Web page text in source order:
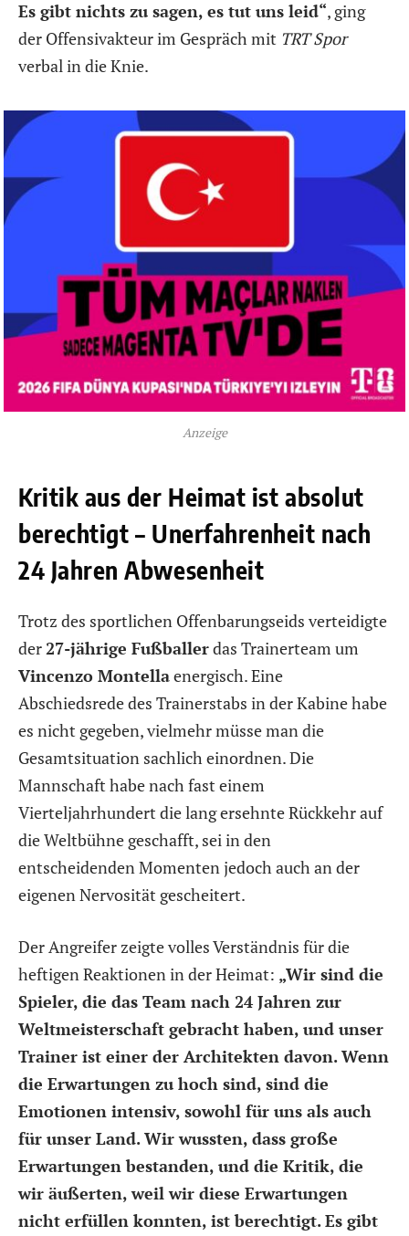
Es gibt nichts zu sagen, es tut uns leid“, ging
der Offensivakteur im Gespräch mit TRT Spor
verbal in die Knie.
Anzeige
Kritik aus der Heimat ist absolut
berechtigt – Unerfahrenheit nach
24 Jahren Abwesenheit
Trotz des sportlichen Offenbarungseids verteidigte
der 27-jährige Fußballerdas Trainerteam um
Vincenzo Montellaenergisch. Eine
Abschiedsrede des Trainerstabs in der Kabine habe
es nicht gegeben, vielmehr müsse man die
Gesamtsituation sachlich einordnen. Die
Mannschaft habe nach fast einem
Vierteljahrhundert die lang ersehnte Rückkehr auf
die Weltbühne geschafft, sei in den
entscheidenden Momenten jedoch auch an der
eigenen Nervosität gescheitert.
Der Angreifer zeigte volles Verständnis für die
heftigen Reaktionen in der Heimat: „Wir sind die
Spieler, die das Team nach 24 Jahren zur
Weltmeisterschaft gebracht haben, und unser
Trainer ist einer der Architekten davon. Wenn
die Erwartungen zu hoch sind, sind die
Emotionen intensiv, sowohl für uns als auch
für unser Land. Wir wussten, dass große
Erwartungen bestanden, und die Kritik, die
wir äußerten, weil wir diese Erwartungen
nicht erfüllen konnten, ist berechtigt. Es gibt